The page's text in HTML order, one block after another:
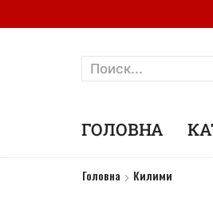
ГОЛОВНА
Головна Килими